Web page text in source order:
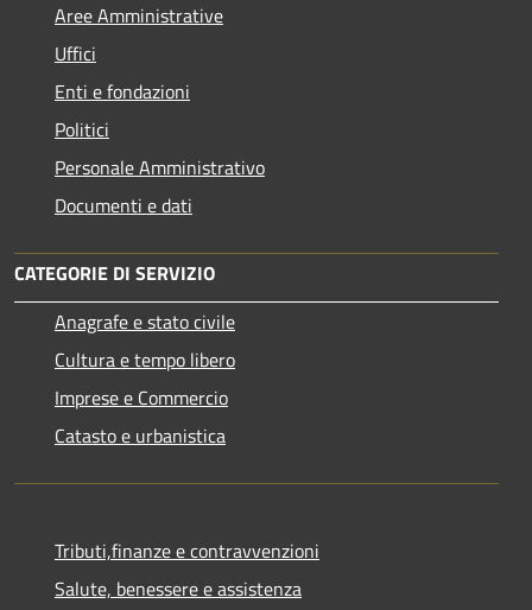
Aree Amministrative
Uffici
Enti e fondazioni
Politici
Personale Amministrativo
Documenti e dati
CATEGORIE DI SERVIZIO
Anagrafe e stato civile
Cultura e tempo libero
Imprese e Commercio
Catasto e urbanistica
Tributi,finanze e contravvenzioni
Salute, benessere e assistenza